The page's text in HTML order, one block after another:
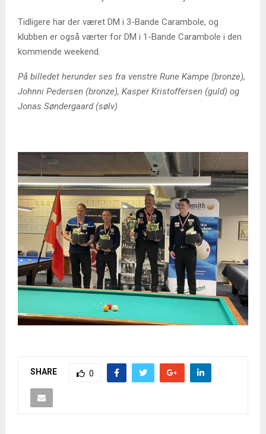
Tidligere har der været DM i 3-Bande Carambole, og
klubben er også værter for DM i 1-Bande Carambole i den
kommende weekend.
På billedet herunder ses fra venstre Rune Kampe (bronze),
Johnni Pedersen (bronze), Kasper Kristoffersen (guld) og
Jonas Søndergaard (sølv)
SHARE 0